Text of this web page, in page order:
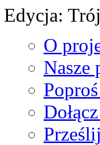
Edycja:
O
Nasze